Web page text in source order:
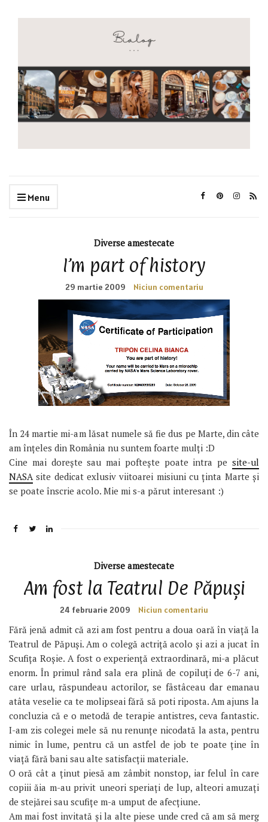
Menu
Diverse amestecate
I’m part of history
29 martie 2009 Niciun comentariu
În 24 martie mi-am lăsat numele să fie dus pe Marte, din câte
am înțeles din România nu suntem foarte mulți :D
Cine mai dorește sau mai poftește poate intra pe site-ul
NASA site dedicat exlusiv viitoarei misiuni cu ținta Marte și
se poate înscrie acolo. Mie mi s-a părut interesant :)
Diverse amestecate
Am fost la Teatrul De Păpuşi
24 februarie 2009 Niciun comentariu
Fără jenă admit că azi am fost pentru a doua oară în viaţă la
Teatrul de Păpuşi. Am o colegă actriţă acolo şi azi a jucat în
Scufiţa Roşie. A fost o experienţă extraordinară, mi-a plăcut
enorm. În primul rând sala era plină de copiluţi de 6-7 ani,
care urlau, răspundeau actorilor, se fâstâceau dar emanau
atâta veselie ca te molipseai fără să poti riposta. Am ajuns la
concluzia că e o metodă de terapie antistres, ceva fantastic.
I-am zis colegei mele să nu renunţe nicodată la asta, pentru
nimic în lume, pentru că un astfel de job te poate ţine în
viaţă fără bani sau alte satisfacţii materiale.
O oră cât a ţinut piesă am zâmbit nonstop, iar felul în care
copiii ăia m-au privit uneori speriaţi de lup, alteori amuzaţi
de stejărei sau scufiţe m-a umput de afecţiune.
Am mai fost invitată şi la alte piese unde cred că am să merg